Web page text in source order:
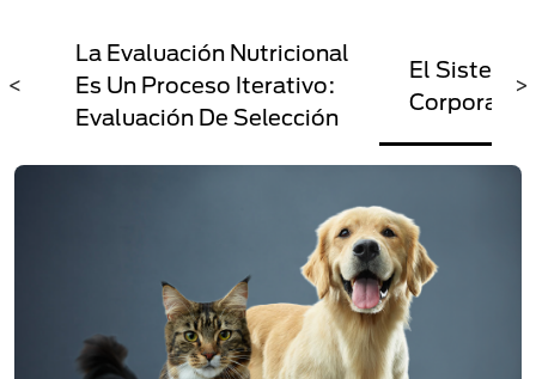
< >
La Evaluación Nutricional
Es Un Proceso Iterativo:
Evaluación De Selección
El Sistema
Corporal